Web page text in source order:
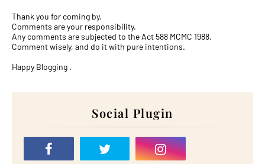
Thank you for coming by.
Comments are your responsibility.
Any comments are subjected to the Act 588 MCMC 1988.
Comment wisely, and do it with pure intentions.
Happy Blogging .
Social Plugin